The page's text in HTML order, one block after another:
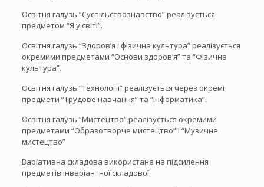
Освітня галузь “Суспільствознавство” реалізується
предметом “Я у світі”.
Освітня галузь “Здоров’я і фізична культура” реалізується
окремими предметами “Основи здоров’я” та “Фізична
культура”.
Освітня галузь “Технології” реалізується через окремі
предмети “Трудове навчання” та “Інформатика”.
Освітня галузь “Мистецтво” реалізується окремими
предметами “Образотворче мистецтво” і “Музичне
мистецтво”
Варіативна складова використана на підсилення
предметів інваріантної складової.